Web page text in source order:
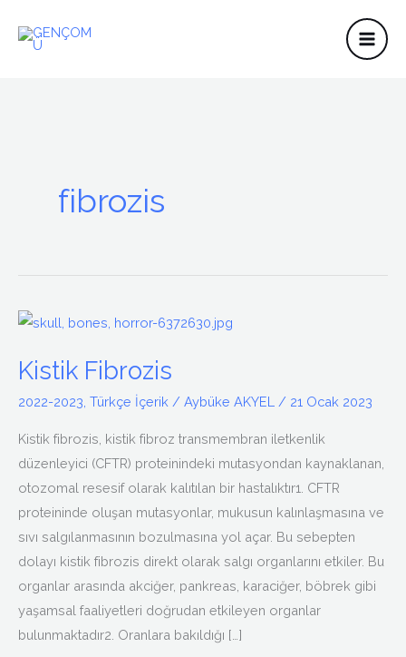
atla
fibrozis
Kistik Fibrozis
2022-2023 Türkçe İçerik / Aybüke AKYEL / 21 Ocak 2023
Kistik fibrozis, kistik fibroz transmembran iletkenlik
düzenleyici (CFTR) proteinindeki mutasyondan kaynaklanan,
otozomal resesif olarak kalıtılan bir hastalıktır1. CFTR
proteininde oluşan mutasyonlar, mukusun kalınlaşmasına ve
sıvı salgılanmasının bozulmasına yol açar. Bu sebepten
dolayı kistik fibrozis direkt olarak salgı organlarını etkiler. Bu
organlar arasında akciğer, pankreas, karaciğer, böbrek gibi
yaşamsal faaliyetleri doğrudan etkileyen organlar
bulunmaktadır2. Oranlara bakıldığı […]
Kistik